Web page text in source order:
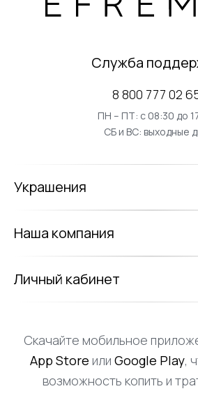
Служба
8 800 777 02
ПН – ПТ: с 08:30 до
СБ и ВС: выходные
Украшения
Наша компания
Личный кабинет
Скачайте мобильное
App Store или Google Play,
возможность копить и